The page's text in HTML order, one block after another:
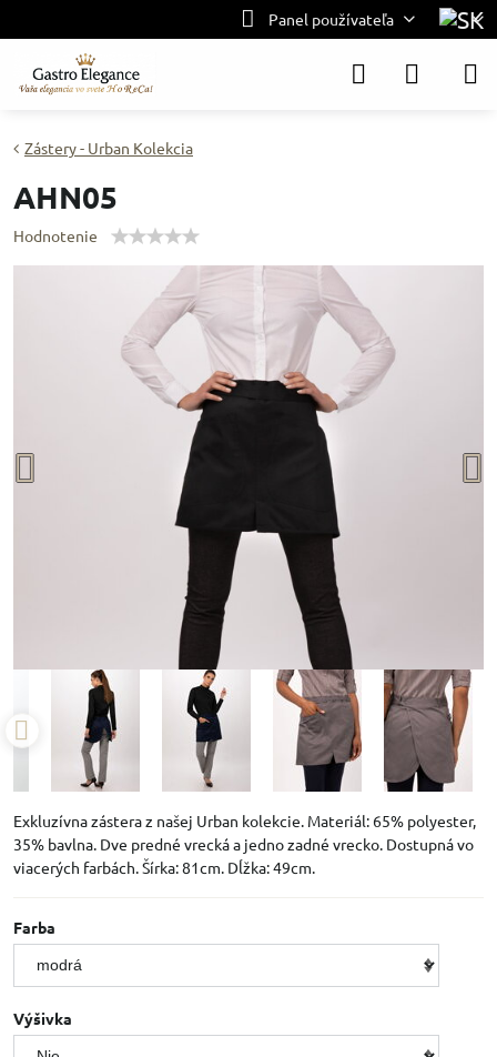
Panel používateľa
Zástery - Urban Kolekcia
AHN05
Hodnotenie
Exkluzívna zástera z našej Urban kolekcie. Materiál: 65% polyester,
35% bavlna. Dve predné vrecká a jedno zadné vrecko. Dostupná vo
viacerých farbách. Šírka: 81cm. Dĺžka: 49cm.
Farba
Výšivka